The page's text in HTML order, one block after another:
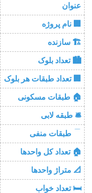
عنوان
🏢 نام پروژه
🏗️ سازنده
🏙️ تعداد بلوک
🏢 تعداد طبقات هر بلوک
🏠 طبقات مسکونی
🛎️ طبقه لابی
🏠 تعداد کل واحدها
📐 متراژ واحدها
🛏️ تعداد خواب